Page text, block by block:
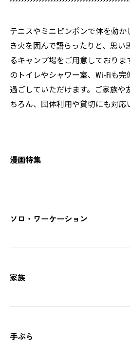
テニスやミニピンポンで体を動
き火を囲んで語らったりと、思い
るキャンプ場をご用意しておりま
のトイレやシャワー室、Wi-Fiも
過ごしていただけます。ご家族や
ちろん、団体利用や貸切にも対応
漫画特集
ソロ・ワーケーション
家族
手ぶら